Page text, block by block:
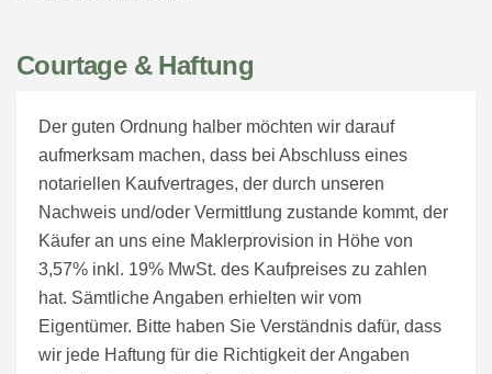
Courtage & Haftung
Der guten Ordnung halber möchten wir darauf
aufmerksam machen, dass bei Abschluss eines
notariellen Kaufvertrages, der durch unseren
Nachweis und/oder Vermittlung zustande kommt, der
Käufer an uns eine Maklerprovision in Höhe von
3,57% inkl. 19% MwSt. des Kaufpreises zu zahlen
hat. Sämtliche Angaben erhielten wir vom
Eigentümer. Bitte haben Sie Verständnis dafür, dass
wir jede Haftung für die Richtigkeit der Angaben